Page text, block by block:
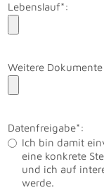
Lebenslauf*:
Weitere
Datenfreigabe*:
Ich bin damit
eine konkrete
und ich auf
werde.